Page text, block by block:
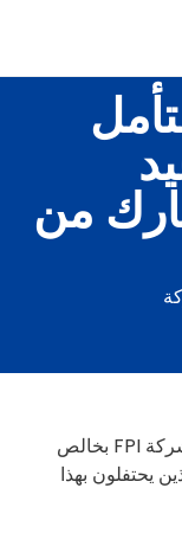
من
بمناسبة حلول عيد الأضحى المبارك، تتقدم شركة FPI بخالص
يحتفلون بهذا